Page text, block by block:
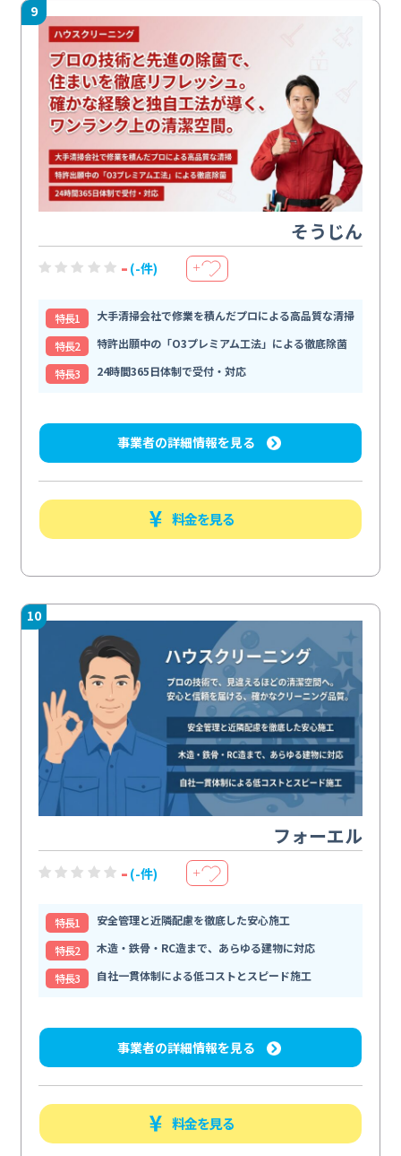
9
そうじん
- (-件) ＋
特⻑1
大手清掃会社で修業を積んだプロによる高品質な清掃
特⻑2
特許出願中の「O3プレミアム工法」による徹底除菌
特⻑3
24時間365日体制で受付・対応
事業者の詳細情報を見る
料金を見る
10
フォーエル
- (-件) ＋
特⻑1
安全管理と近隣配慮を徹底した安心施工
特⻑2
木造・鉄骨・RC造まで、あらゆる建物に対応
特⻑3
自社一貫体制による低コストとスピード施工
事業者の詳細情報を見る
料金を見る